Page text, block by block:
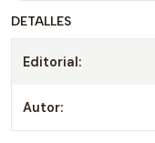
DETALLES
Editorial:
Autor: